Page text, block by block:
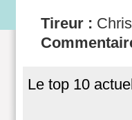
Tireur :
Le top 10